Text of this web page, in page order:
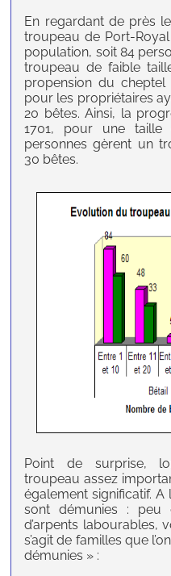
En regardant de près
troupeau de Port-
population, soit 84
troupeau de faible
propension du
pour les propriétaires
20 bêtes. Ainsi, la
1701, pour une
personnes gèrent un
30 bêtes.
Point de surprise,
troupeau assez
également significatif. A
sont démunies : peu
d’arpents labourables,
s’agit de familles que
démunies » :